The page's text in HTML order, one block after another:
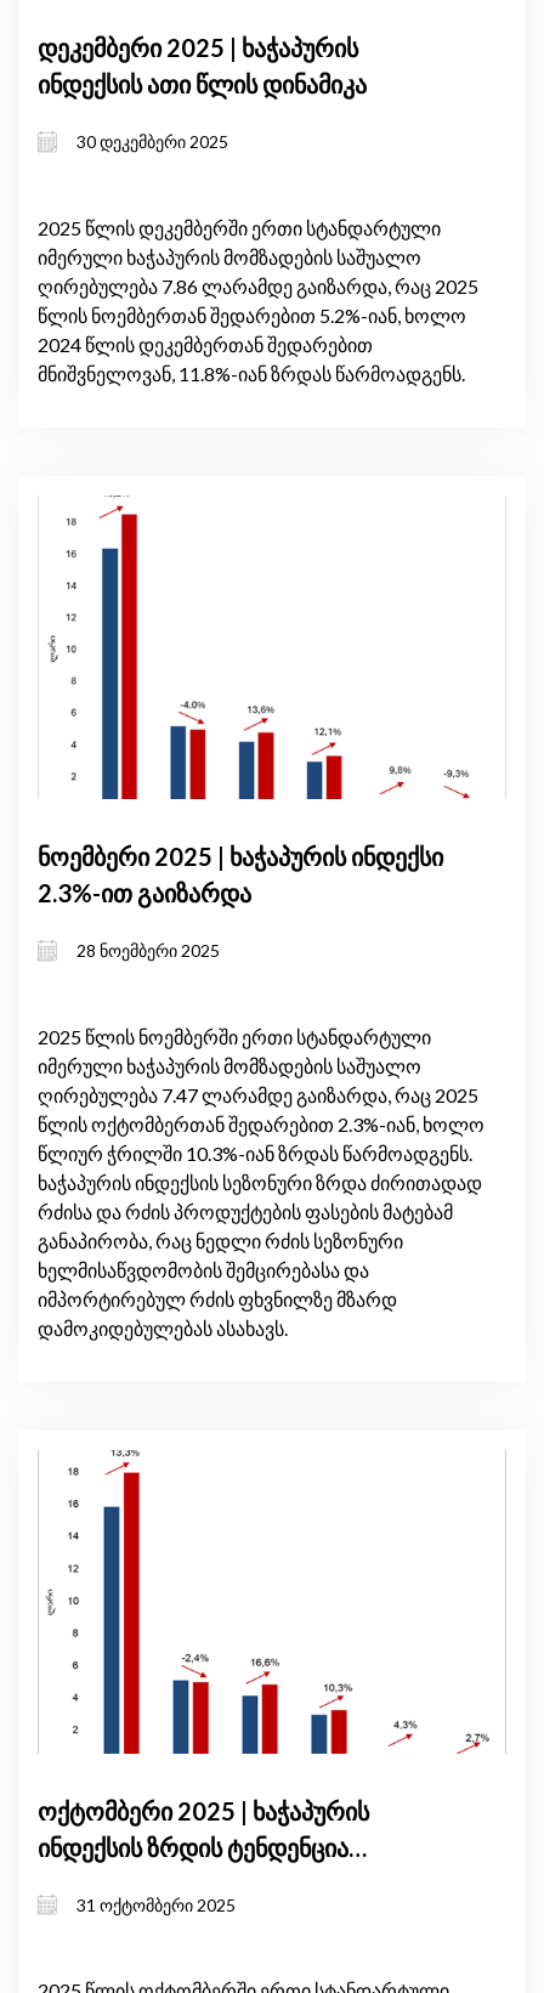
დეკემბერი 2025 | ხაჭაპურის
ინდექსის ათი წლის დინამიკა
30 დეკემბერი 2025
2025 წლის დეკემბერში ერთი სტანდარტული
იმერული ხაჭაპურის მომზადების საშუალო
ღირებულება 7.86 ლარამდე გაიზარდა, რაც 2025
წლის ნოემბერთან შედარებით 5.2%-იან, ხოლო
2024 წლის დეკემბერთან შედარებით
მნიშვნელოვან, 11.8%-იან ზრდას წარმოადგენს.
ნოემბერი 2025 | ხაჭაპურის ინდექსი
2.3%-ით გაიზარდა
28 ნოემბერი 2025
2025 წლის ნოემბერში ერთი სტანდარტული
იმერული ხაჭაპურის მომზადების საშუალო
ღირებულება 7.47 ლარამდე გაიზარდა, რაც 2025
წლის ოქტომბერთან შედარებით 2.3%-იან, ხოლო
წლიურ ჭრილში 10.3%-იან ზრდას წარმოადგენს.
ხაჭაპურის ინდექსის სეზონური ზრდა ძირითადად
რძისა და რძის პროდუქტების ფასების მატებამ
განაპირობა, რაც ნედლი რძის სეზონური
ხელმისაწვდომობის შემცირებასა და
იმპორტირებულ რძის ფხვნილზე მზარდ
დამოკიდებულებას ასახავს.
ოქტომბერი 2025 | ხაჭაპურის
ინდექსის ზრდის ტენდენცია
31 ოქტომბერი 2025